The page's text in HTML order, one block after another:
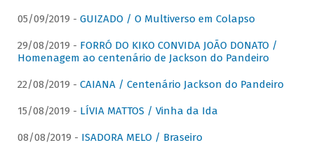
05/09/2019 - GUIZADO / O Multiverso em Colapso
29/08/2019 - FORRÓ DO KIKO CONVIDA JOÃO DONATO /
Homenagem ao centenário de Jackson do Pandeiro
22/08/2019 - CAIANA / Centenário Jackson do Pandeiro
15/08/2019 - LÍVIA MATTOS / Vinha da Ida
08/08/2019 - ISADORA MELO / Braseiro